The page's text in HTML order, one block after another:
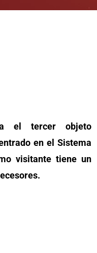
el tercer objeto
en el Sistema
visitante tiene un